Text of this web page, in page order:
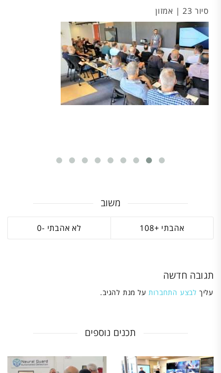
סיור 23 | אמזון
משוב
108
0
תגובה חדשה
עליך לבצע התחברותעל מנת להגיב.
תכנים נוספים